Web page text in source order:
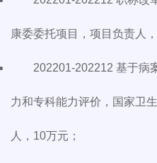
康委委托项目，项目负责人
202201-202212 基于病
力和专科能力评价，国家卫
人，10万元；